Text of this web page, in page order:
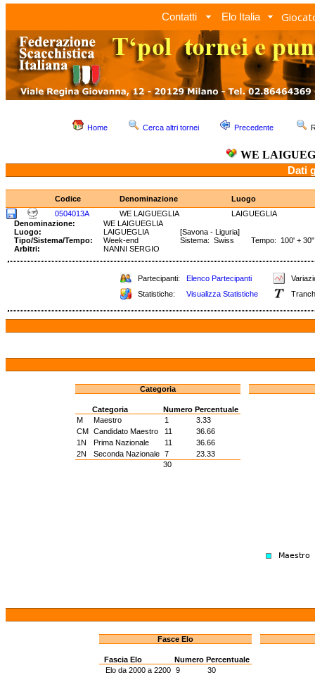
Contatti Elo Italia
Home Cerca altri tornei Precedente
WE
Dati
Codice Denominazione
Luogo
0504013A
WE LAIGUEGLIA
LAIGUEGLIA
Denominazione:
WE LAIGUEGLIA
Luogo:
LAIGUEGLIA
[Savona - Liguria]
Tipo/Sistema/Tempo:
Week-end
Sistema: Swiss Tempo: 100' + 30"
Arbitri:
NANNI SERGIO
Partecipanti: Elenco Partecipanti
Statistiche:
Visualizza Statistiche
Categoria
Categoria Numero Percentuale
M
Maestro 1
3.33
CM Candidato Maestro 11
36.66
1N
Prima Nazionale 11
36.66
2N
Seconda Nazionale 7
23.33
30
Fasce Elo
Fascia Elo Numero Percentuale
Elo da 2000 a 2200 9
30